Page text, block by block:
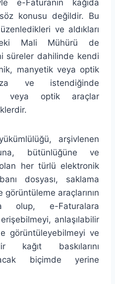
e-Faturanın kağıda
konusu değildir. Bu
ve aldıkları
Mali Mühürü de
süreler dahilinde kendi
manyetik veya optik
ve istendiğinde
veya optik araçlar
arşivlenen
bütünlüğüne ve
her türlü elektronik
dosyası, saklama
araçlarının
olup, e-Faturalara
anlaşılabilir
görüntüleyebilmeyi ve
kağıt baskılarını
biçimde yerine